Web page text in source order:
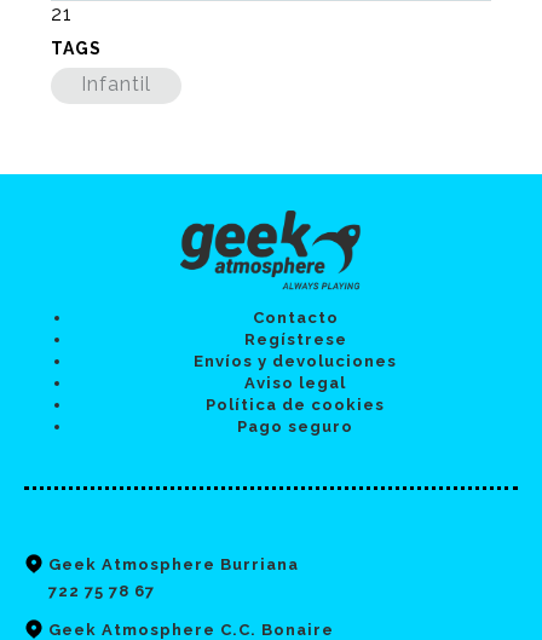
21
TAGS
Infantil
Contacto
Regístrese
Envíos y devoluciones
Aviso legal
Política de cookies
Pago seguro
Geek Atmosphere Burriana
722 75 78 67
Geek Atmosphere C.C. Bonaire